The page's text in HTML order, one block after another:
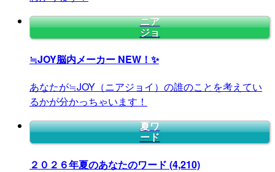
ニア
ジョ
≒JOY脳内メーカー NEW！✨
あなたが≒JOY（ニアジョイ）の誰のことを考えてい
るかが分かっちゃいます！
夏ワ
ード
２０２６年夏のあなたのワード (4,210)